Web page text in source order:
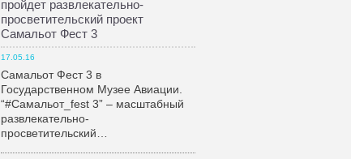
пройдет развлекательно-
просветительский проект
Самальот Фест 3
17.05.16
Самальот Фест 3 в
Государственном Музее Авиации.
“#Самальот_fest 3” – масштабный
развлекательно-
просветительский…